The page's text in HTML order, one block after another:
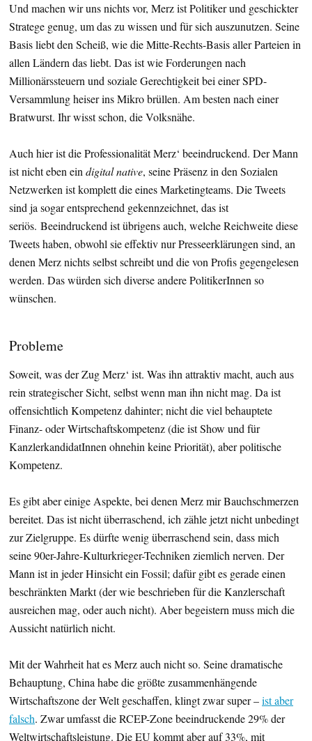
Und machen wir uns nichts vor, Merz ist Politiker und geschickter
Stratege genug, um das zu wissen und für sich auszunutzen. Seine
Basis liebt den Scheiß, wie die Mitte-Rechts-Basis aller Parteien in
allen Ländern das liebt. Das ist wie Forderungen nach
Millionärssteuern und soziale Gerechtigkeit bei einer SPD-
Versammlung heiser ins Mikro brüllen. Am besten nach einer
Bratwurst. Ihr wisst schon, die Volksnähe.
Auch hier ist die Professionalität Merz‘ beeindruckend. Der Mann
ist nicht eben ein digital native, seine Präsenz in den Sozialen
Netzwerken ist komplett die eines Marketingteams. Die Tweets
sind ja sogar entsprechend gekennzeichnet, das ist
seriös. Beeindruckend ist übrigens auch, welche Reichweite diese
Tweets haben, obwohl sie effektiv nur Presseerklärungen sind, an
denen Merz nichts selbst schreibt und die von Profis gegengelesen
werden. Das würden sich diverse andere PolitikerInnen so
wünschen.
Probleme
Soweit, was der Zug Merz‘ ist. Was ihn attraktiv macht, auch aus
rein strategischer Sicht, selbst wenn man ihn nicht mag. Da ist
offensichtlich Kompetenz dahinter; nicht die viel behauptete
Finanz- oder Wirtschaftskompetenz (die ist Show und für
KanzlerkandidatInnen ohnehin keine Priorität), aber politische
Kompetenz.
Es gibt aber einige Aspekte, bei denen Merz mir Bauchschmerzen
bereitet. Das ist nicht überraschend, ich zähle jetzt nicht unbedingt
zur Zielgruppe. Es dürfte wenig überraschend sein, dass mich
seine 90er-Jahre-Kulturkrieger-Techniken ziemlich nerven. Der
Mann ist in jeder Hinsicht ein Fossil; dafür gibt es gerade einen
beschränkten Markt (der wie beschrieben für die Kanzlerschaft
ausreichen mag, oder auch nicht). Aber begeistern muss mich die
Aussicht natürlich nicht.
Mit der Wahrheit hat es Merz auch nicht so. Seine dramatische
Behauptung, China habe die größte zusammenhängende
Wirtschaftszone der Welt geschaffen, klingt zwar super –ist aber
falsch. Zwar umfasst die RCEP-Zone beeindruckende 29% der
Weltwirtschaftsleistung. Die EU kommt aber auf 33%, mit